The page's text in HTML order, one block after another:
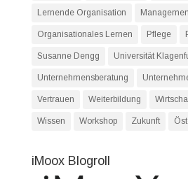
Lernende Organisation
Organisationales Lernen Pflege
Susanne Dengg Universität
Unternehmensberatung
Vertrauen Weiterbildung
Wissen Workshop Zukunft
iMoox Blogroll